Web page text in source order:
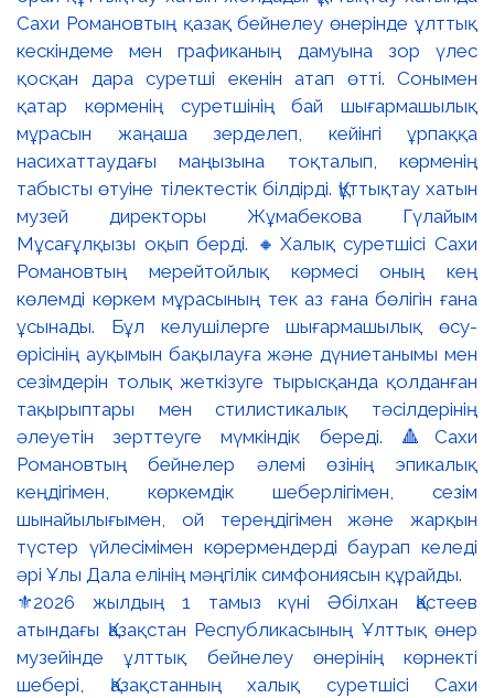
⚜️2026 жылдың 1 тамыз күні Әбілхан Қастеев
атындағы Қазақстан Республикасының Ұлттық өнер
музейінде ұлттық бейнелеу өнерінің көрнекті
шебері, Қазақстанның халық суретшісі Сахи